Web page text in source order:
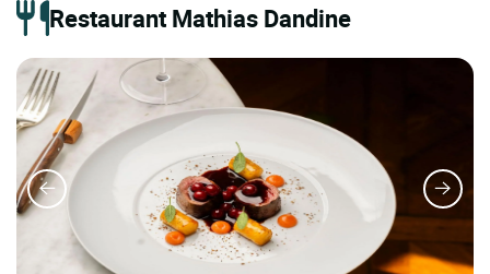
Restaurant Mathias Dandine